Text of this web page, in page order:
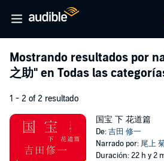
Mostrando resultados por
之助" en Todas las
1 - 2 of 2 resultado
国宝 下 花道篇
De:吉田 修一
Narrado por: 尾上
Duración: 22 h y 2